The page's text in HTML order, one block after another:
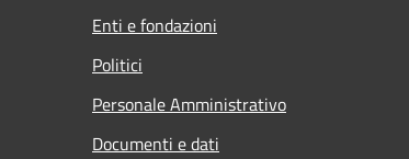
Enti e fondazioni
Politici
Personale Amministrativo
Documenti e dati